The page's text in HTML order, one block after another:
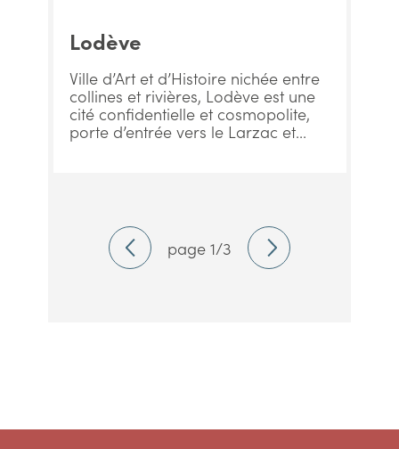
Lodève
Ville d’Art et d’Histoire nichée entre
collines et rivières, Lodève est une
cité confidentielle et cosmopolite,
porte d’entrée vers le Larzac et...
page 1/3